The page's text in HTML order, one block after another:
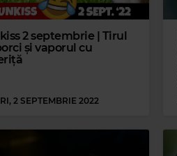
2 septembrie | Tirul
și vaporul cu
2 SEPTEMBRIE 2022